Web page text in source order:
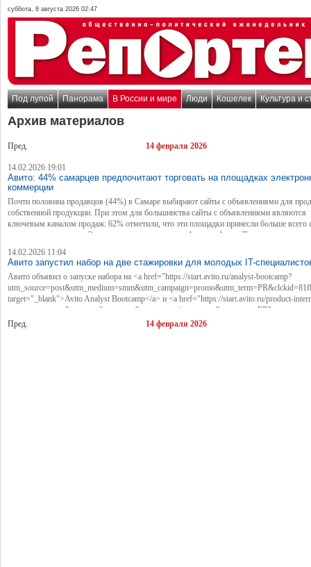
суббота, 8 августа 2026 02:47
Под лупой Панорама В России и мире Люди Кошелек Культура и
Архив материалов
Пред. 14 февраля 2026
14.02.2026 19:01
Авито: 44% самарцев предпочитают торговать на площадках
коммерции
Почти половина продавцов (44%) в Самаре выбирают сайты с объявлениями для
собственной продукции. При этом для большинства сайты с объявлениями являются
ключевым каналом продаж: 62% отметили, что эти площадки принесли больше всего
последние три месяца. Эксперты агентского канала Авито и Авито Товаров провели
товары.
14.02.2026 11:04
Авито запустил набор на две стажировки для молодых IT-
Авито объявил о запуске набора на <a href="https://start.avito.ru/analyst-bootcamp?
target="_blank">Avito Analyst Bootcamp</a> и <a href="https://start.avito.ru/product-
utm_source=post&utm_medium=smm&utm_campaign=promo&utm_term=PR"
target="_blank">стажировку для продактов</a>.
Пред. 14 февраля 2026